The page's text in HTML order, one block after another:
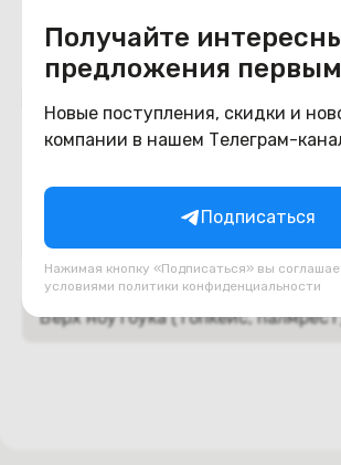
Получайте
предложения
Новые поступления, скидки и
компании в нашем Телеграм-
Подписаться
Нажимая кнопку «Подписаться» вы
условиями политики конфиденциальности
Похожие товары
Подборки товаров в
Верх ноутбука (топкейс,